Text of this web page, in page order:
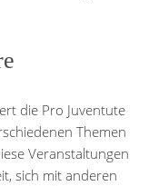
die Pro Juventute
Themen
Veranstaltungen
sich mit anderen